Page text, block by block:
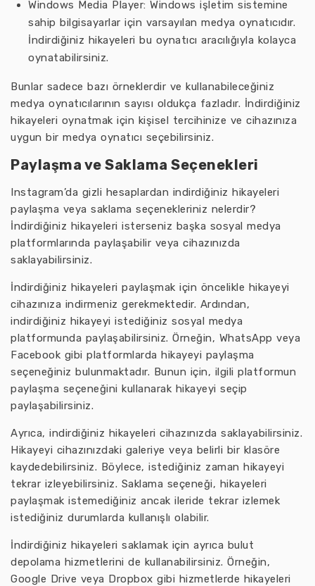
Windows Media Player: Windows işletim sistemine
sahip bilgisayarlar için varsayılan medya oynatıcıdır.
İndirdiğiniz hikayeleri bu oynatıcı aracılığıyla kolayca
oynatabilirsiniz.
Bunlar sadece bazı örneklerdir ve kullanabileceğiniz
medya oynatıcılarının sayısı oldukça fazladır. İndirdiğiniz
hikayeleri oynatmak için kişisel tercihinize ve cihazınıza
uygun bir medya oynatıcı seçebilirsiniz.
Paylaşma ve Saklama Seçenekleri
Instagram’da gizli hesaplardan indirdiğiniz hikayeleri
paylaşma veya saklama seçenekleriniz nelerdir?
İndirdiğiniz hikayeleri isterseniz başka sosyal medya
platformlarında paylaşabilir veya cihazınızda
saklayabilirsiniz.
İndirdiğiniz hikayeleri paylaşmak için öncelikle hikayeyi
cihazınıza indirmeniz gerekmektedir. Ardından,
indirdiğiniz hikayeyi istediğiniz sosyal medya
platformunda paylaşabilirsiniz. Örneğin, WhatsApp veya
Facebook gibi platformlarda hikayeyi paylaşma
seçeneğiniz bulunmaktadır. Bunun için, ilgili platformun
paylaşma seçeneğini kullanarak hikayeyi seçip
paylaşabilirsiniz.
Ayrıca, indirdiğiniz hikayeleri cihazınızda saklayabilirsiniz.
Hikayeyi cihazınızdaki galeriye veya belirli bir klasöre
kaydedebilirsiniz. Böylece, istediğiniz zaman hikayeyi
tekrar izleyebilirsiniz. Saklama seçeneği, hikayeleri
paylaşmak istemediğiniz ancak ileride tekrar izlemek
istediğiniz durumlarda kullanışlı olabilir.
İndirdiğiniz hikayeleri saklamak için ayrıca bulut
depolama hizmetlerini de kullanabilirsiniz. Örneğin,
Google Drive veya Dropbox gibi hizmetlerde hikayeleri